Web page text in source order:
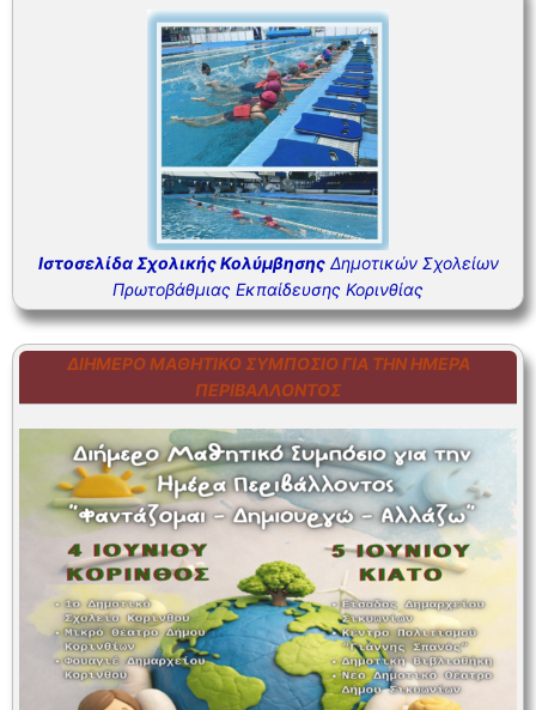
ΣΥΧΝΕΣ ΕΡΩΤΗΣΕΙΣ – ΤΜΗΜΑ ΟΙΚΟΝΟΜΙΚΟΥ
ΣΥΧΝΕΣ ΕΡΩΤΗΣΕΙΣ – ΤΜΗΜΑ ΠΡΟΣΩΠΙΚΟΥ
Ιστοσελίδα Σχολικής ΚολύμβησηςΔημοτικών Σχολείων
Πρωτοβάθμιας Εκπαίδευσης Κορινθίας
ΔΙΉΜΕΡΟ ΜΑΘΗΤΙΚΌ ΣΥΜΠΌΣΙΟ ΓΙΑ ΤΗΝ ΗΜΈΡΑ
ΠΕΡΙΒΆΛΛΟΝΤΟΣ